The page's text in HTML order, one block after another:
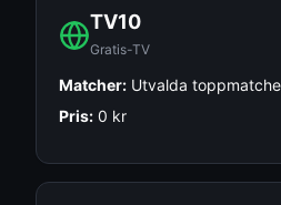
TV10
Gratis-TV
Matcher: Utvalda
Pris: 0 kr